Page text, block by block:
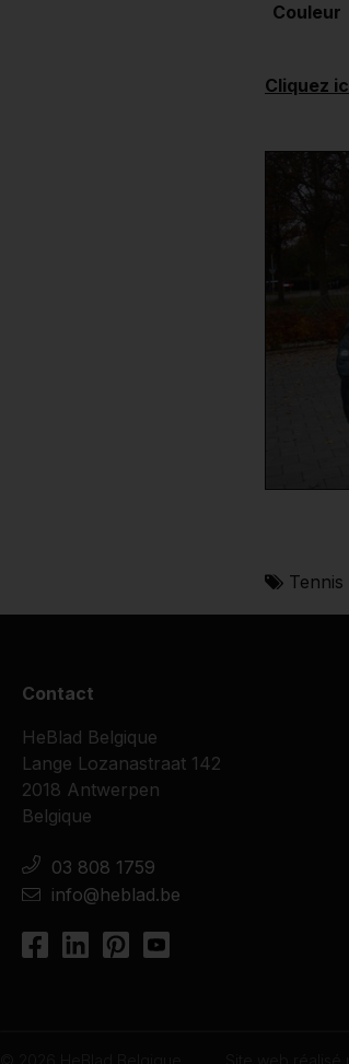
Couleur
Cliquez
Tennis
Contact
HeBlad Belgique
Lange Lozanastraat 142
2018 Antwerpen
Belgique
03 808 1759
info@heblad.be